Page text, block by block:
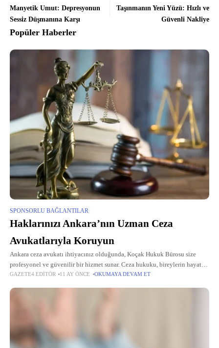
Manyetik Umut: Depresyonun
Sessiz Düşmanına Karşı
Taşınmanın Yeni Yüzü: Hızlı ve
Güvenli Nakliye
Popüler Haberler
SPONSORLU BAĞLANTILAR
Haklarınızı Ankara’nın Uzman Ceza
Avukatlarıyla Koruyun
Ankara ceza avukatı ihtiyacınız olduğunda, Koçak Hukuk Bürosu size
profesyonel ve güvenilir bir hizmet sunar. Ceza hukuku, bireylerin hayatını
derinden etkileyen, hassas ve karmaşık bir hukuk dalıdır. Bu alanda uzman
GAZETE4 EDITÖR 11 AY ÖNCE OKUMAYA DEVAM ET